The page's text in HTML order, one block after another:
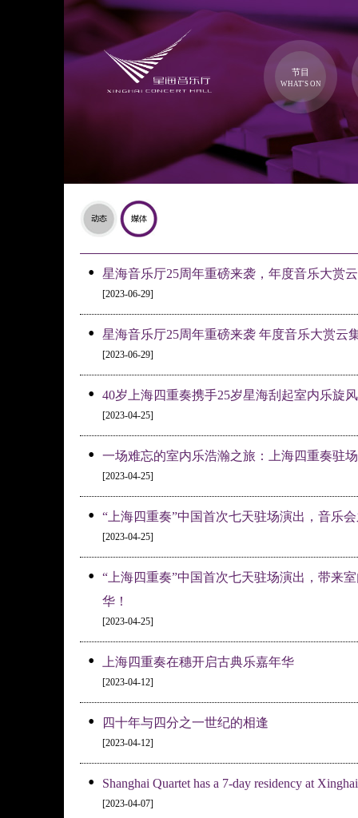
节目
WHAT'S ON
• 星海音乐厅25周年重磅来袭，年度音乐大赏
[2023-06-29]
• 星海音乐厅25周年重磅来袭 年度音乐大赏云
[2023-06-29]
• 40岁上海四重奏携手25岁星海刮起室内乐旋风
[2023-04-25]
• 一场难忘的室内乐浩瀚之旅：上海四重奏驻
[2023-04-25]
• “上海四重奏”中国首次七天驻场演出，音乐
[2023-04-25]
•
“上海四重奏”中国首次七天驻场演出，带来
华！
[2023-04-25]
• 上海四重奏在穗开启古典乐嘉年华
[2023-04-12]
• 四十年与四分之一世纪的相逢
[2023-04-12]
• Shanghai Quartet has a 7-day residency at
[2023-04-07]